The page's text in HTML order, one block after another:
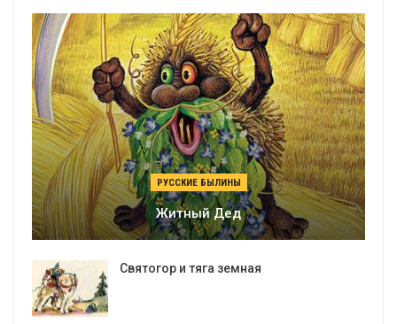
РУССКИЕ БЫЛИНЫ
Житный Дед
Святогор и тяга земная